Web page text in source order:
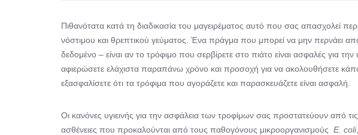
Πιθανότατα κατά τη διαδικασία του μαγειρέματος αυτό που σας απασχολεί
νόστιμου και θρεπτικού γεύματος. Ένα πράγμα που μπορεί να μην περνάει
δεδομένο – είναι αν το τρόφιμο που σερβίρετε στο πιάτο είναι ασφαλές για
αφιερώσετε ελάχιστα παραπάνω χρόνο και προσοχή για να ακολουθήσετε
εξασφαλίσετε ότι τα τρόφιμα που αγοράζετε και παρασκευάζετε είναι ασφαλή.
Οι κανόνες υγιεινής για την ασφάλεια των τροφίμων σας προστατεύουν από τις
ασθένειες που προκαλούνται από τους παθογόνους μικροοργανισμούς Ε. coli